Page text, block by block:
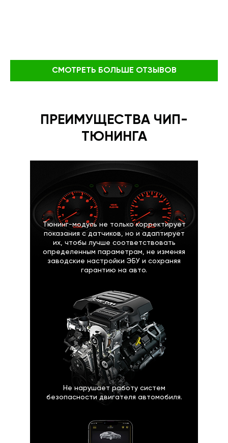
СМОТРЕТЬ БОЛЬШЕ ОТЗЫВОВ
ПРЕИМУЩЕСТВА ЧИП-
ТЮНИНГА
Тюнинг-модуль не только корректирует
показания с датчиков, но и адаптирует
их, чтобы лучше соответствовать
определенным параметрам, не изменяя
заводские настройки ЭБУ и сохраняя
гарантию на авто.
Не нарушает работу систем
безопасности двигателя автомобиля.